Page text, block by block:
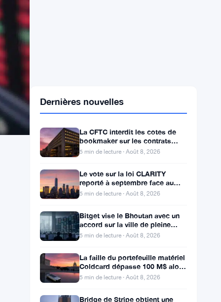
La CFTC interdit les cotes de
d’événements de Kalshi et
Polymarket
5 min de lecture · Août 8, 2026
Le vote sur la loi CLARITY
seuil des 60 voix pour le projet
5 min de lecture · Août 8, 2026